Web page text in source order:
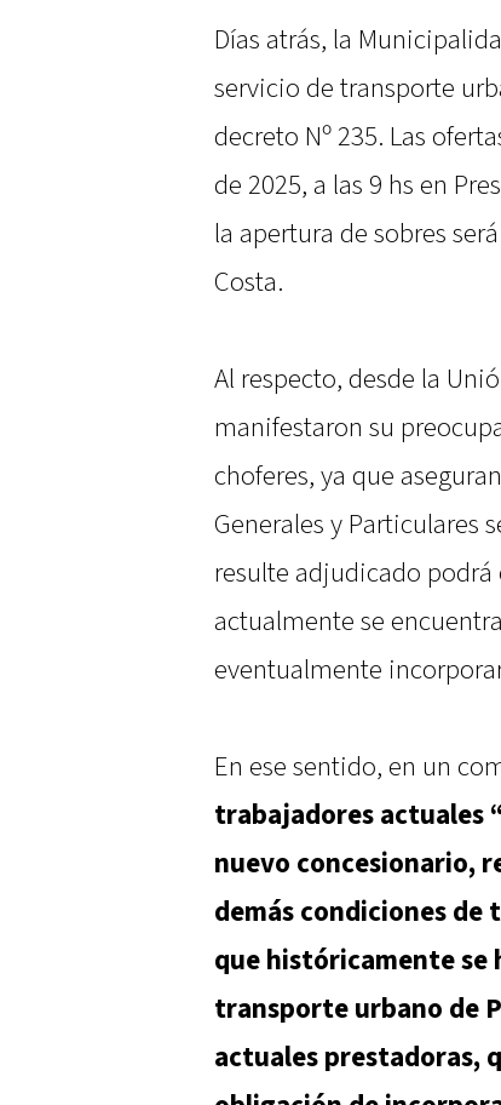
Días atrás, la
servicio de transporte
decreto Nº 235. Las
de 2025, a las 9 hs en
la apertura de sobres
Costa.
Al respecto, desde la
manifestaron su
choferes, ya que
Generales y Particulares
resulte adjudicado
actualmente se
eventualmente
En ese sentido, en un
trabajadores actuales
nuevo concesionario,
demás condiciones de
que históricamente se
transporte urbano de
actuales prestadoras,